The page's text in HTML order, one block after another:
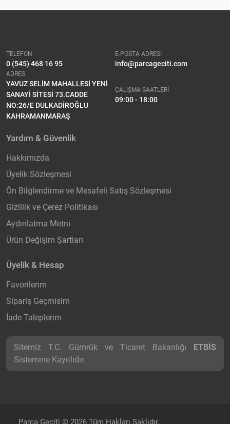
TELEFON
0 (545) 468 16 95
E-POSTA ADRESİ
info@parcageciti.com
ADRES
YAVUZ SELİM MAHALLESİ YENİ
SANAYİ SİTESİ 73.CADDE
NO:26/E DULKADİROĞLU
KAHRAMANMARAŞ
ÇALIŞMA SAATLERİ
09:00 - 18:00
Yardım & Güvenlik
Hakkımızda
Üyelik Sözleşmesi
Ön Bilglendirme ve Mesafeli Satış Sözleşmesi
Gizlilik ve Çerez Politikası
Aydınlatma Metni
Ürün Değişim Şartları
Üyelik & Hesap
Favorilerim
Sipariş Geçmisim
İade Taleplerim
Sitemiz T.C. Gümrük ve Ticaret Bakanlığı ETBİS
Sistemine Kayıtlıdır.
Parça Geçiti © 2026 Tüm Hakları Saklıdır.